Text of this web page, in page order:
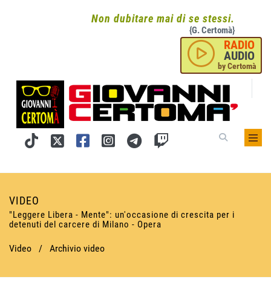
Non dubitare mai di se stessi.
{G. Certomà}
RADIO
AUDIO
by Certomà
VIDEO
"Leggere Libera - Mente": un'occasione di crescita per i
detenuti del carcere di Milano - Opera
Video / Archivio video